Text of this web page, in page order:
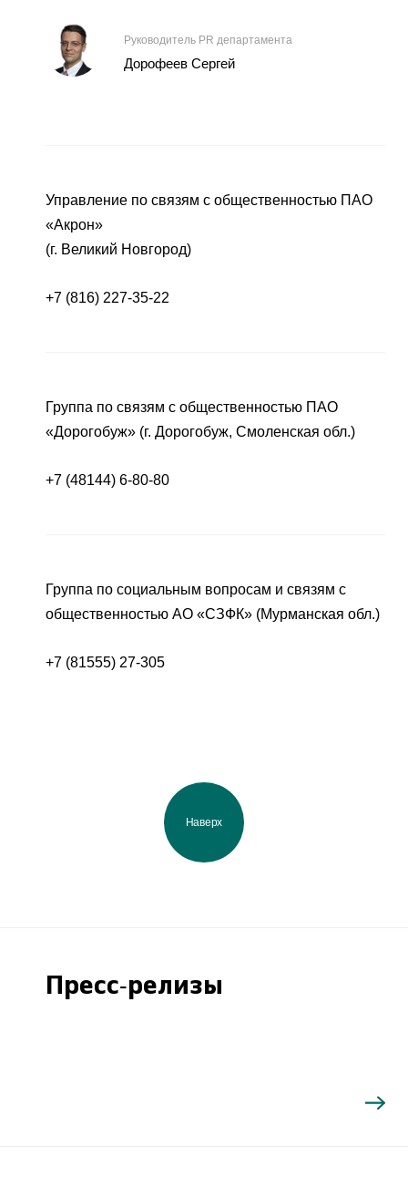
Руководитель PR департамента
Дорофеев Сергей
Управление по связям с общественностью ПАО
«Акрон»
(г. Великий Новгород)
+7 (816) 227-35-22
Группа по связям с общественностью ПАО
«Дорогобуж» (г. Дорогобуж, Смоленская обл.)
+7 (48144) 6-80-80
Группа по социальным вопросам и связям с
общественностью АО «СЗФК» (Мурманская обл.)
+7 (81555) 27-305
Наверх
Пресс-релизы